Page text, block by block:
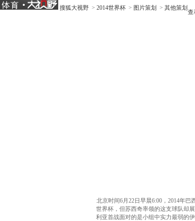
搜狐大视野 > 2014世界杯 > 图片策划 > 其他策划
查
北京时间6月22日早晨6:00，2014年
世界杯，但苏西奇率领的这支球队却
利亚首战面对的是小组中实力最弱的